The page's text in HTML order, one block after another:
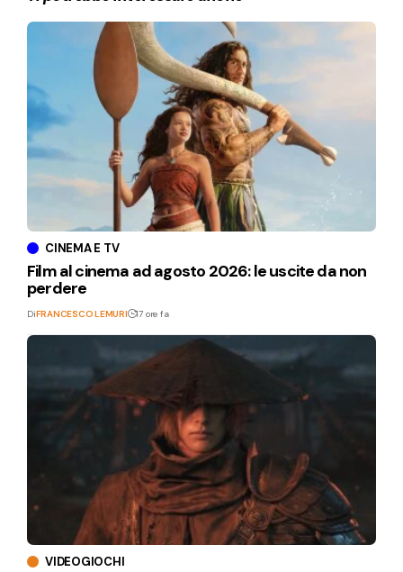
CINEMA E TV
Film al cinema ad agosto 2026: le uscite da non
perdere
DiFRANCESCO LEMURI 17 ore fa
VIDEOGIOCHI